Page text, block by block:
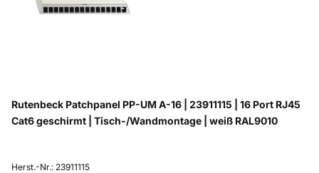
Rutenbeck Patchpanel PP-UM A-16 | 23911115 | 16 Port RJ45
Cat6 geschirmt | Tisch-/Wandmontage | weiß RAL9010
Herst.-Nr.: 23911115